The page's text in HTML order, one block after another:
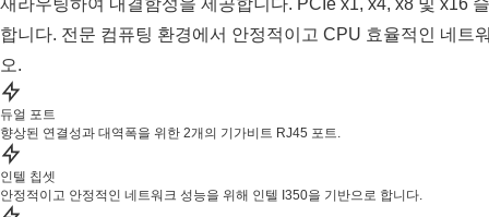
재라우팅하여 내결함성을 제공합니다. PCIe x1, x4, x8 및 x16
합니다. 전문 컴퓨팅 환경에서 안정적이고 CPU 효율적인 네트
오.
듀얼 포트
향상된 연결성과 대역폭을 위한 2개의 기가비트 RJ45 포트.
인텔 칩셋
안정적이고 안정적인 네트워크 성능을 위해 인텔 I350을 기반으로 합니다.